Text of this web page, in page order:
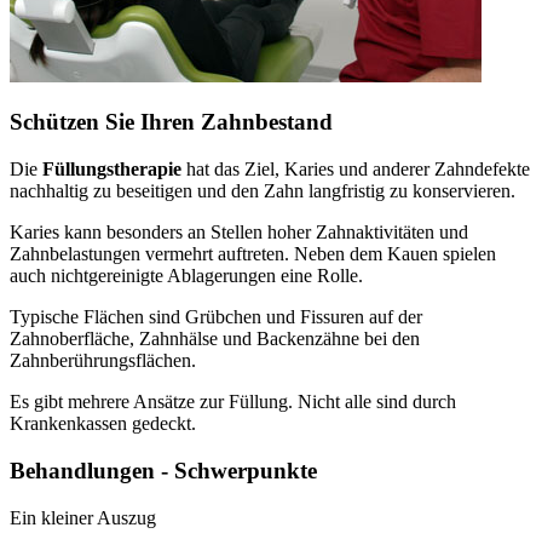
Schützen Sie Ihren Zahnbestand
Die Füllungstherapie hat das Ziel, Karies und anderer Zahndefekte
nachhaltig zu beseitigen und den Zahn langfristig zu konservieren.
Karies kann besonders an Stellen hoher Zahnaktivitäten und
Zahnbelastungen vermehrt auftreten. Neben dem Kauen spielen
auch nichtgereinigte Ablagerungen eine Rolle.
Typische Flächen sind Grübchen und Fissuren auf der
Zahnoberfläche, Zahnhälse und Backenzähne bei den
Zahnberührungsflächen.
Es gibt mehrere Ansätze zur Füllung. Nicht alle sind durch
Krankenkassen gedeckt.
Behandlungen - Schwerpunkte
Ein kleiner Auszug